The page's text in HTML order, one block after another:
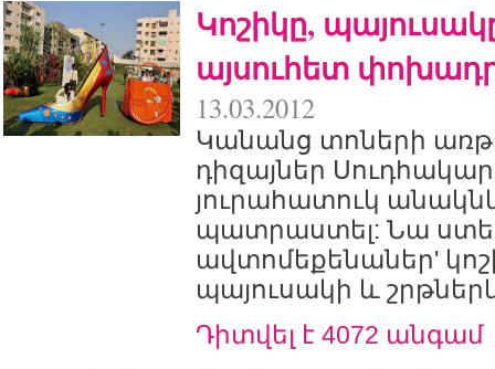
Կոշիկը,
այսուհետ
13.03.2012
Կանանց տոների
դիզայներ
յուրահատուկ
պատրաստել: Նա
ավտոմեքենաներ'
պայուսակի և
Դիտվել է 4072 անգամ